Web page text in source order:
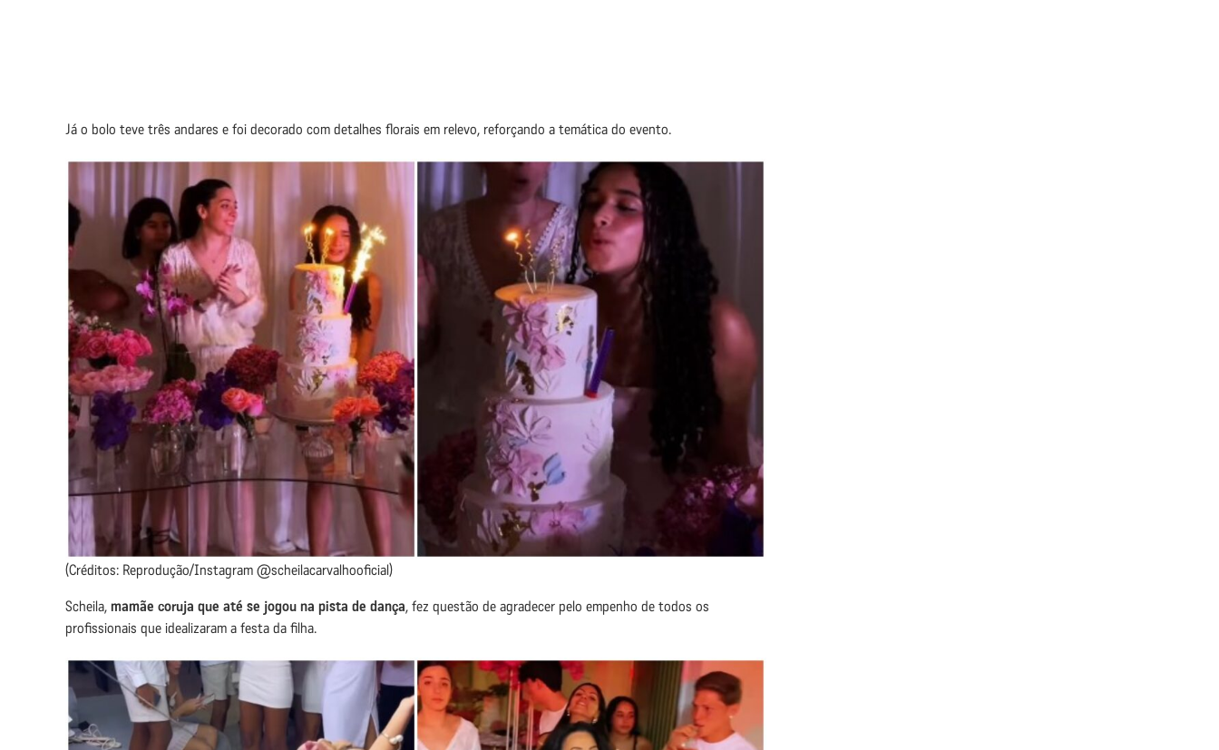
Já o bolo teve três andares e foi decorado com detalhes florais em relevo, reforçando a temática do evento.
(Créditos: Reprodução/Instagram @scheilacarvalhooficial)
Scheila, mamãe coruja que até se jogou na pista de dança, fez questão de agradecer pelo empenho de todos os
profissionais que idealizaram a festa da filha.